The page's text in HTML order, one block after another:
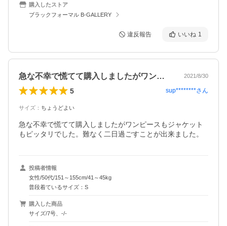
購入したストア
ブラックフォーマル B-GALLERY
違反報告 いいね 1
急な不幸で慌てて購入しましたがワンピー… 2021/8/30
5 sup********さん
サイズ ： ちょうどよい
急な不幸で慌てて購入しましたがワンピースもジャケット
もピッタリでした。難なく二日過ごすことが出来ました。
投稿者情報
女性/50代/151～155cm/41～45kg
普段着ているサイズ：S
購入した商品
サイズ/7号、-/-